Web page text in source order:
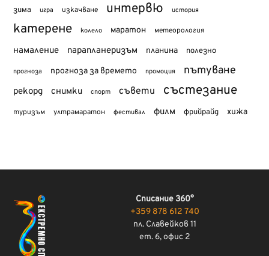
зима игра изкачване интервю история
катерене колело маратон метеорология
намаление парапланеризъм планина полезно
прогноза прогноза за времето промоция пътуване
рекорд снимки спорт съвети състезание
туризъм ултрамаратон фестивал филм фрийрайд хижа
Списание 360°
+359 878 612 740
пл. Славейков 11
ет. 6, офис 2